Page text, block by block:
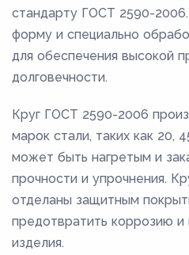
стандарту ГОСТ 2590-
форму и специально
для обеспечения высокой
долговечности.
Круг ГОСТ 2590-2006
марок стали, таких как 20,
может быть нагретым и
прочности и упрочнения.
отделаны защитным
предотвратить коррозию
изделия.